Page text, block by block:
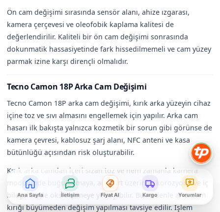
Ön cam değişimi sırasında sensör alanı, ahize ızgarası,
kamera çerçevesi ve oleofobik kaplama kalitesi de
değerlendirilir. Kaliteli bir ön cam değişimi sonrasında
dokunmatik hassasiyetinde fark hissedilmemeli ve cam yüzey
parmak izine karşı dirençli olmalıdır.
Tecno Camon 18P Arka Cam Değişimi
Tecno Camon 18P arka cam değişimi, kırık arka yüzeyin cihaz
içine toz ve sıvı almasını engellemek için yapılır. Arka cam
hasarı ilk bakışta yalnızca kozmetik bir sorun gibi görünse de
kamera çevresi, kablosuz şarj alanı, NFC anteni ve kasa
bütünlüğü açısından risk oluşturabilir.
Kırık arka camdan içeri sızan toz ve nem zamanla kamera
modülünde buğulanmaya, anakart üzerinde korozyona ve iç
bileşenlerde oksitlenmeye yol açabilir. Bu nedenle arka cam
kırığı büyümeden değişim yapılması tavsiye edilir. İşlem
Ana Sayfa İletişim Fiyat Al Kargo Yorumlar